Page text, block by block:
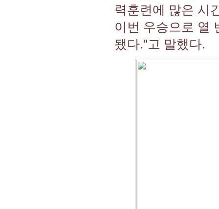
력훈련에 많은 시
이번 우승으로 열
됐다."고 말했다.